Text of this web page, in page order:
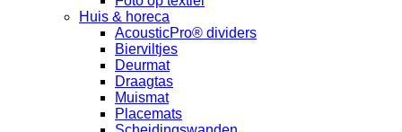
Huis & horeca
AcousticPro® dividers
Bierviltjes
Deurmat
Draagtas
Muismat
Placemats